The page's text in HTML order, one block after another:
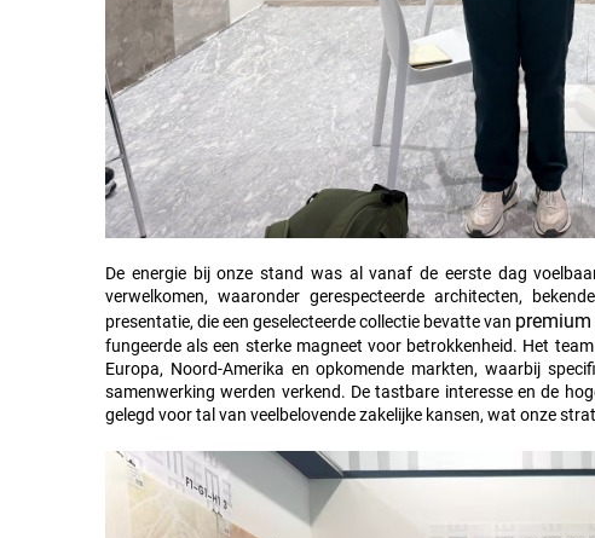
De energie bij onze stand was al vanaf de eerste dag
verwelkomen, waaronder gerespecteerde architecten,
presentatie, die een geselecteerde collectie bevatte van
fungeerde als een sterke magneet voor betrokkenheid. Het
Europa, Noord-Amerika en opkomende markten, waarbij
samenwerking werden verkend. De tastbare interesse en de
gelegd voor tal van veelbelovende zakelijke kansen, wat onze